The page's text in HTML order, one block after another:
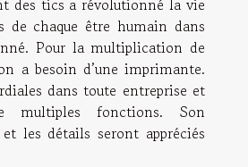
des tics a révolutionné la vie
de chaque être humain dans
Pour la multiplication de
a besoin d’une imprimante.
dans toute entreprise et
multiples fonctions. Son
les détails seront appréciés